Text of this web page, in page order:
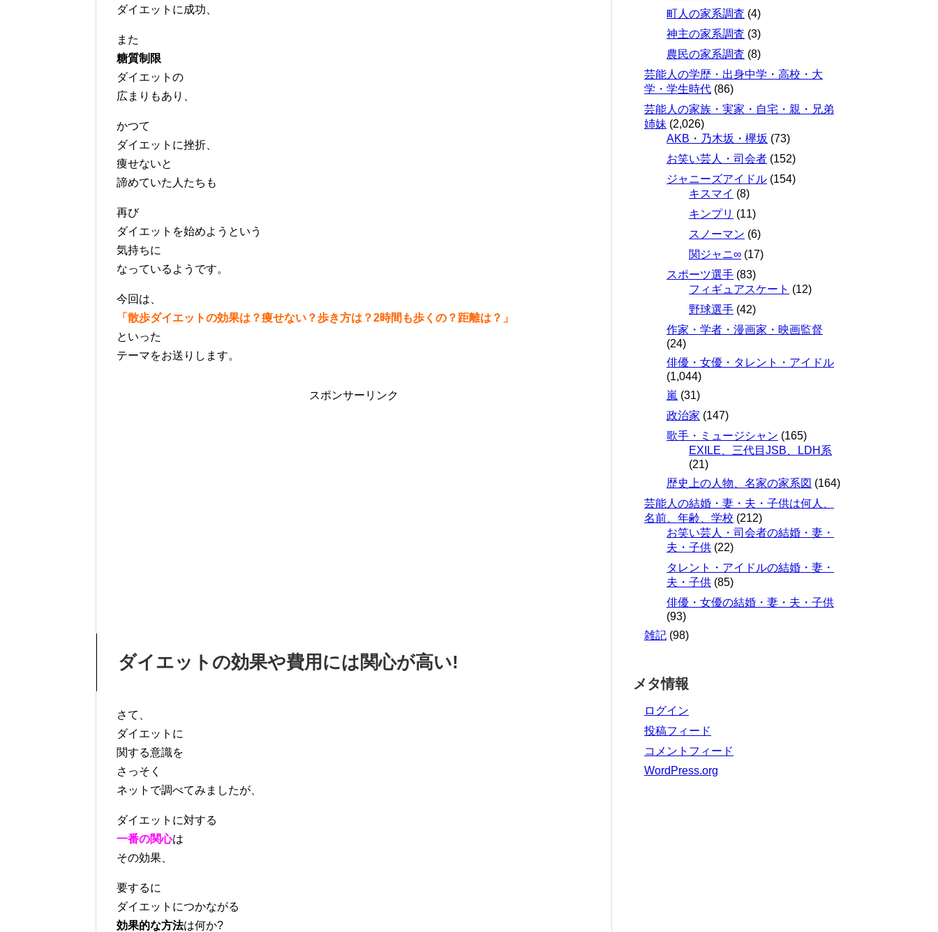
ダイエットに成功、
また
糖質制限
ダイエットの
広まりもあり、
かつて
ダイエットに挫折、
痩せないと
諦めていた人たちも
再び
ダイエットを始めようという
気持ちに
なっているようです。
今回は、
「散歩ダイエットの効果は？痩せない？歩き方は？2時間も歩くの？距離は？」
といった
テーマをお送りします。
スポンサーリンク
ダイエットの効果や費用には関心が高い!
さて、
ダイエットに
関する意識を
さっそく
ネットで調べてみましたが、
ダイエットに対する
一番の関心は
その効果、
要するに
ダイエットにつかながる
効果的な方法は何か?
町人の家系調査 (4)
神主の家系調査 (3)
農民の家系調査 (8)
芸能人の学歴・出身中学・高校・大
学・学生時代 (86)
芸能人の家族・実家・自宅・親・兄弟
姉妹 (2,026)
AKB・乃木坂・欅坂 (73)
お笑い芸人・司会者 (152)
ジャニーズアイドル (154)
キスマイ (8)
キンプリ (11)
スノーマン (6)
関ジャニ∞ (17)
スポーツ選手 (83)
フィギュアスケート (12)
野球選手 (42)
作家・学者・漫画家・映画監督
(24)
俳優・女優・タレント・アイドル
(1,044)
嵐 (31)
政治家 (147)
歌手・ミュージシャン (165)
EXILE、三代目JSB、LDH系
(21)
歴史上の人物、名家の家系図 (164)
芸能人の結婚・妻・夫・子供は何人、
名前、年齢、学校 (212)
お笑い芸人・司会者の結婚・妻・
夫・子供 (22)
タレント・アイドルの結婚・妻・
夫・子供 (85)
俳優・女優の結婚・妻・夫・子供
(93)
雑記 (98)
メタ情報
ログイン
投稿フィード
コメントフィード
WordPress.org